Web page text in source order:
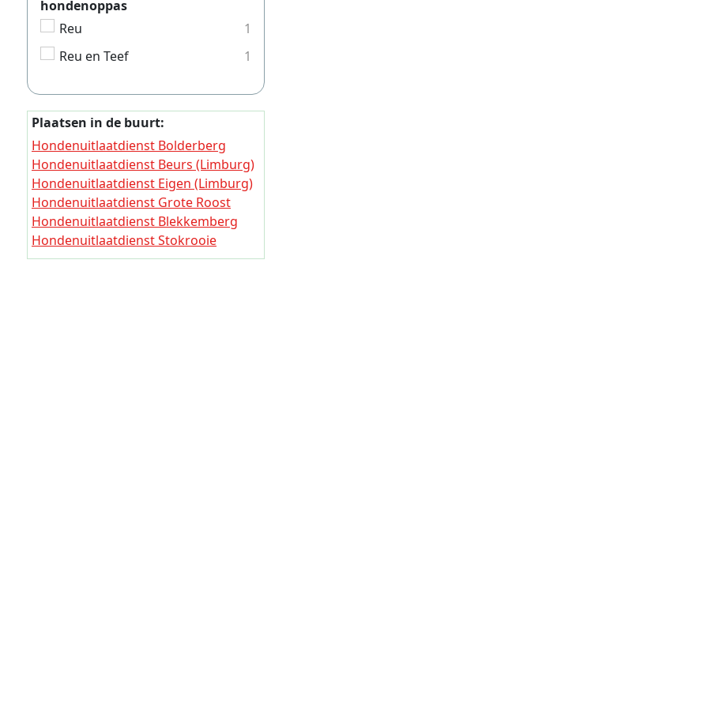
hondenoppas
Reu
1
Reu en Teef
1
Plaatsen in de buurt:
Hondenuitlaatdienst Bolderberg
Hondenuitlaatdienst Beurs (Limburg)
Hondenuitlaatdienst Eigen (Limburg)
Hondenuitlaatdienst Grote Roost
Hondenuitlaatdienst Blekkemberg
Hondenuitlaatdienst Stokrooie
Hondenuitlaatdienst Schimpen